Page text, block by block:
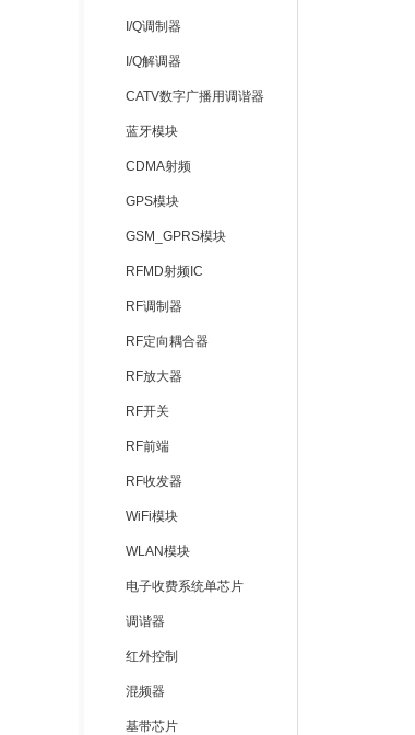
I/Q调制器
I/Q解调器
CATV数字广播用调谐器
蓝牙模块
CDMA射频
GPS模块
GSM_GPRS模块
RFMD射频IC
RF调制器
RF定向耦合器
RF放大器
RF开关
RF前端
RF收发器
WiFi模块
WLAN模块
电子收费系统单芯片
调谐器
红外控制
混频器
基带芯片